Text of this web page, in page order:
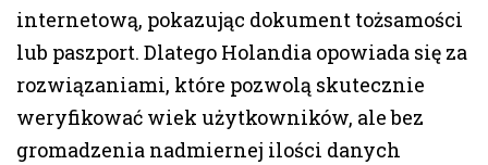
internetową, pokazując dokument tożsamości
lub paszport. Dlatego Holandia opowiada się za
rozwiązaniami, które pozwolą skutecznie
weryfikować wiek użytkowników, ale bez
gromadzenia nadmiernej ilości danych